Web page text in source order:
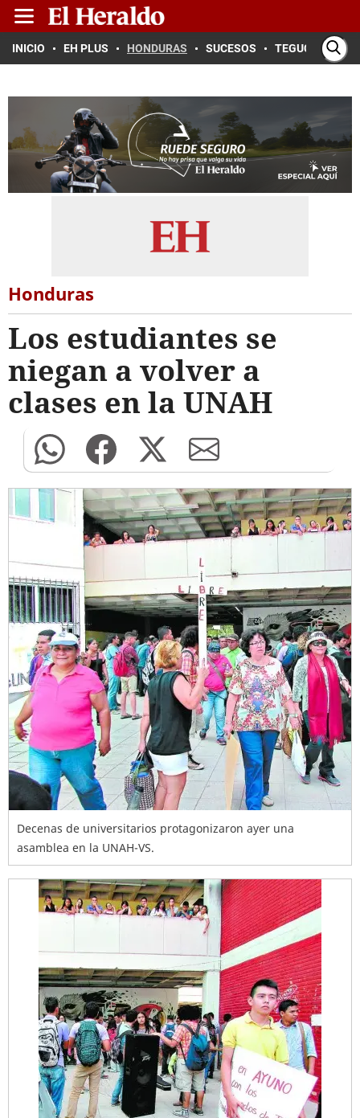
INICIO EH PLUS HONDURAS SUCESOS TEGUCIGALPA
Honduras
Los estudiantes se
niegan a volver a
clases en la UNAH
Decenas de universitarios protagonizaron ayer una
asamblea en la UNAH-VS.